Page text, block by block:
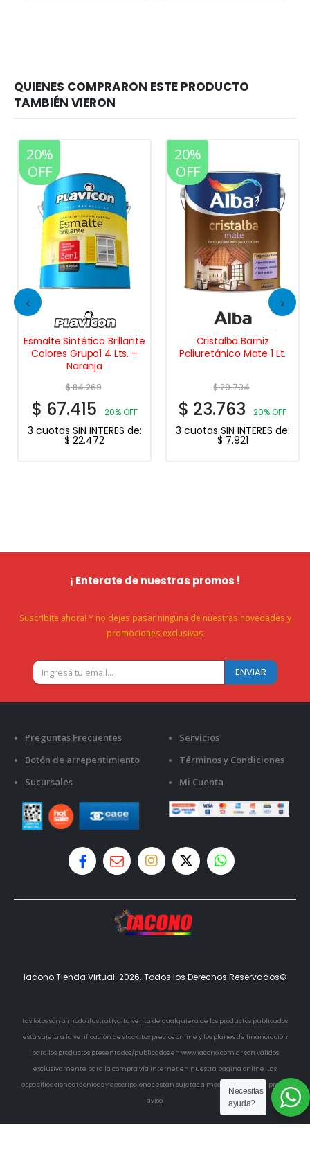
20%
OFF
Esmalte Sintético Brillante
Colores Grupo1 4 Lts. –
Naranja
$84.269
$ 67.415 20% OFF
3 cuotas SIN INTERES de:
$ 22.472
20%
OFF
Cristalba Barniz
Poliuretánico Mate 1 Lt.
$29.704
$ 23.763 20% OFF
3 cuotas SIN INTERES de:
$ 7.921
¡ Enterate de nuestras promos !
Suscribite ahora! Y no dejes pasar ninguna de nuestras novedades y
promociones exclusivas
Preguntas Frecuentes
Botón de arrepentimiento
Sucursales
Servicios
Términos y Condiciones
Mi Cuenta
Iacono Tienda Virtual. 2026. Todos los Derechos Reservados©
Las fotos son a modo ilustrativo. La venta de cualquiera de los productos publicados
está sujeta a la verificación de stock. Los precios online y los planes de financiación
para los productos presentados/publicados en www.iacono.com.ar son válidos
exclusivamente para la compra vía internet en nuestra pagina online. Las
especificaciones técnicas y descripciones están sujetas a modificaciones sin previo
aviso.
Necesitas
ayuda?